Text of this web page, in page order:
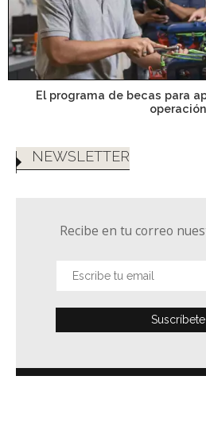
El programa de becas para
operación
NEWSLETTER
Recibe en tu correo